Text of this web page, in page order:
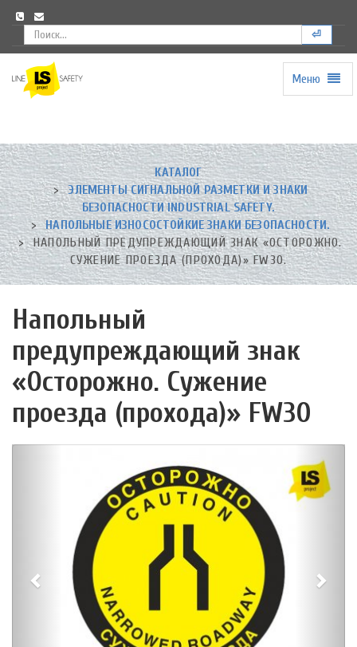
⏎
to
homepage
Меню
КАТАЛОГ
ЭЛЕМЕНТЫ СИГНАЛЬНОЙ РАЗМЕТКИ И ЗНАКИ
БЕЗОПАСНОСТИ INDUSTRIAL SAFETY.
НАПОЛЬНЫЕ ИЗНОСОСТОЙКИЕ ЗНАКИ БЕЗОПАСНОСТИ.
НАПОЛЬНЫЙ ПРЕДУПРЕЖДАЮЩИЙ ЗНАК «ОСТОРОЖНО.
СУЖЕНИЕ ПРОЕЗДА (ПРОХОДА)» FW30.
Напольный
предупреждающий знак
«Осторожно. Сужение
проезда (прохода)» FW30